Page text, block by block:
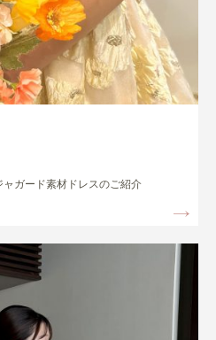
ガード素材ドレスのご紹介